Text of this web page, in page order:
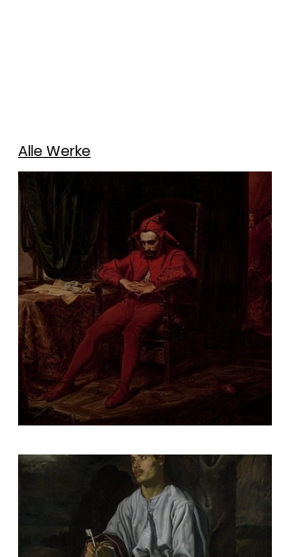
Alle Werke